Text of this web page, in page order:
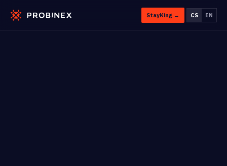
StayKing → CS EN